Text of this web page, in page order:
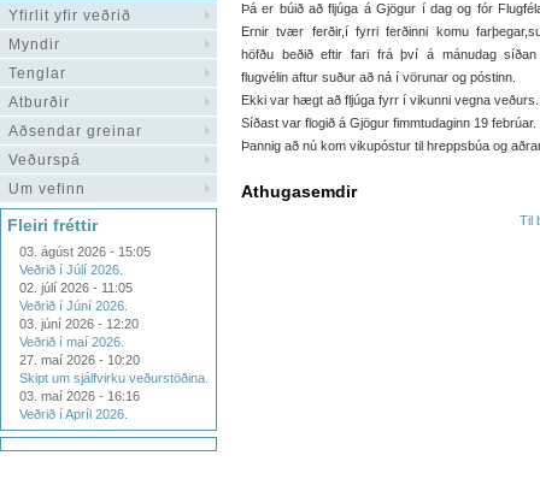
Yfirlit yfir veðrið
Myndir
Tenglar
Atburðir
Aðsendar greinar
Veðurspá
Um vefinn
Fleiri fréttir
03. ágúst 2026 - 15:05
Veðrið í Júlí 2026.
02. júlí 2026 - 11:05
Veðrið í Júní 2026.
03. júní 2026 - 12:20
Veðrið í maí 2026.
27. maí 2026 - 10:20
Skipt um sjálfvirku veðurstöðina.
03. maí 2026 - 16:16
Veðrið í Apríl 2026.
Þá er búið að fljúga á Gjögur í dag og fór
Ernir tvær ferðir,í fyrri ferðinni komu
höfðu beðið eftir fari frá því á mánudag
flugvélin aftur suður að ná í vörunar og póstinn.
Ekki var hægt að fljúga fyrr í vikunni vegna veðurs.
Síðast var flogið á Gjögur fimmtudaginn 19 febrúar.
Þannig að nú kom vikupóstur til hreppsbúa og
Athugasemdir
Til